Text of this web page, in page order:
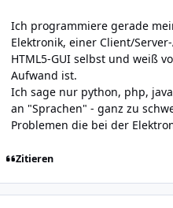
Ich programmiere gerade
Elektronik, einer Client/
HTML5-GUI selbst und weiß
Aufwand ist.
Ich sage nur python, php,
an "Sprachen" - ganz zu
Problemen die bei der
Zitieren